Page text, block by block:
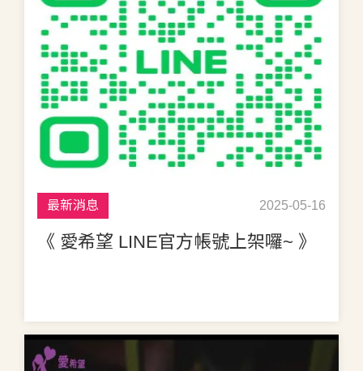
最新消息 2025-05-16
《 愛希望 LINE官方帳號上架囉~ 》